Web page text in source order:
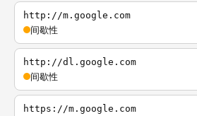
http://m.google.com
间歇性
http://dl.google.com
间歇性
https://m.google.com